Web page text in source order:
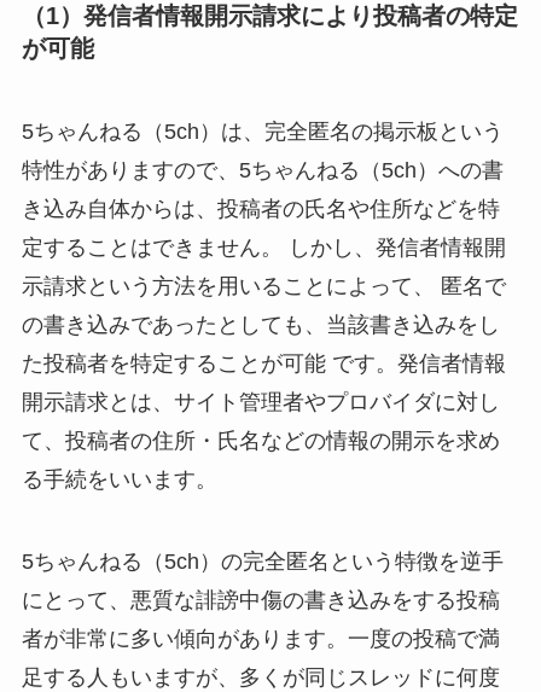
（1）発信者情報開示請求により投稿者の特定
が可能
5ちゃんねる（5ch）は、完全匿名の掲示板という
特性がありますので、5ちゃんねる（5ch）への書
き込み自体からは、投稿者の氏名や住所などを特
定することはできません。 しかし、発信者情報開
示請求という方法を用いることによって、 匿名で
の書き込みであったとしても、当該書き込みをし
た投稿者を特定することが可能 です。発信者情報
開示請求とは、サイト管理者やプロバイダに対し
て、投稿者の住所・氏名などの情報の開示を求め
る手続をいいます。
5ちゃんねる（5ch）の完全匿名という特徴を逆手
にとって、悪質な誹謗中傷の書き込みをする投稿
者が非常に多い傾向があります。一度の投稿で満
足する人もいますが、多くが同じスレッドに何度